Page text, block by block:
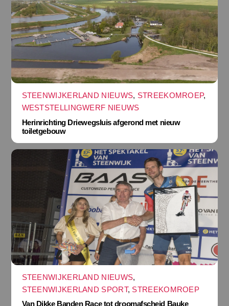
STEENWIJKERLAND NIEUWS, STREEKOMROEP,
WESTSTELLINGWERF NIEUWS
Herinrichting Driewegsluis afgerond met nieuw
toiletgebouw
STEENWIJKERLAND NIEUWS,
STEENWIJKERLAND SPORT, STREEKOMROEP
Van Dikke Banden Race tot droomafscheid Bauke